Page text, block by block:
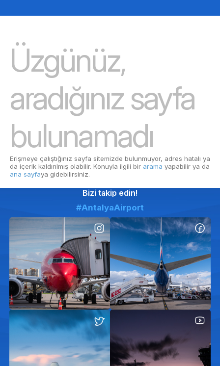
Üzgünüz,
aradığınız sayfa
bulunamadı
Erişmeye çalıştığınız sayfa sitemizde bulunmuyor, adres hatalı ya
da içerik kaldırılmış olabilir. Konuyla ilgili bir arama yapabilir ya da
ana sayfaya gidebilirsiniz.
Bizi takip edin!
#AntalyaAirport